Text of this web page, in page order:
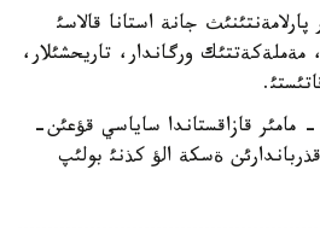
جانة استانا قالاسئ
مةملةكةتتئك ورگاندار، تاريحشئلار،
ةسكة سالا كةتةيئك، 31 - مامئر قازاقستاندا ساياسي قؤعئن-
ةسكة الؤ كذنئ بولئپ